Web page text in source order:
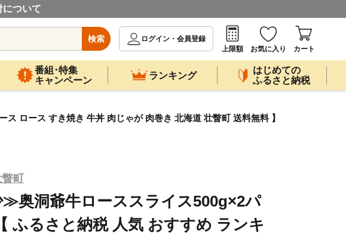
について
検索
ログイン・会員登録
上限額
お気に入り カート
番組･特集
キャンペーン
ランキング
はじめての
ふるさと納税
ロース すき焼き 牛丼 肉じゃが 肉巻き 北海道 壮瞥町 送料無料 】
町
奥洞爺牛ローススライス500g×2パ
ふるさと納税 人気 おすすめ ランキ